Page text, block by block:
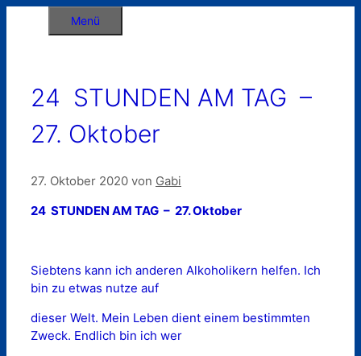
Menü
24 STUNDEN AM TAG –
27. Oktober
27. Oktober 2020 von Gabi
24 STUNDEN AM TAG – 27. Oktober
Siebtens kann ich anderen Alkoholikern helfen. Ich
bin zu etwas nutze auf
dieser Welt. Mein Leben dient einem bestimmten
Zweck. Endlich bin ich wer